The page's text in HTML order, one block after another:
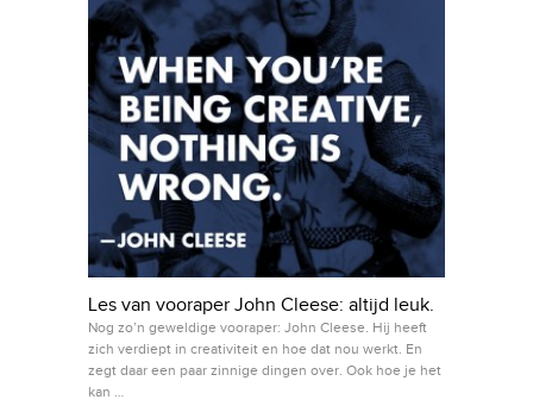
Les van vooraper John Cleese: altijd leuk.
Nog zo’n geweldige vooraper: John Cleese. Hij heeft
zich verdiept in creativiteit en hoe dat nou werkt. En
zegt daar een paar zinnige dingen over. Ook hoe je het
kan …